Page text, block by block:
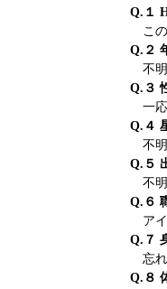
Q.１
この
Q.２
不明
Q.３
一応
Q.４
不明
Q.５
不明
Q.６
アイ
Q.７
忘れ
Q.８